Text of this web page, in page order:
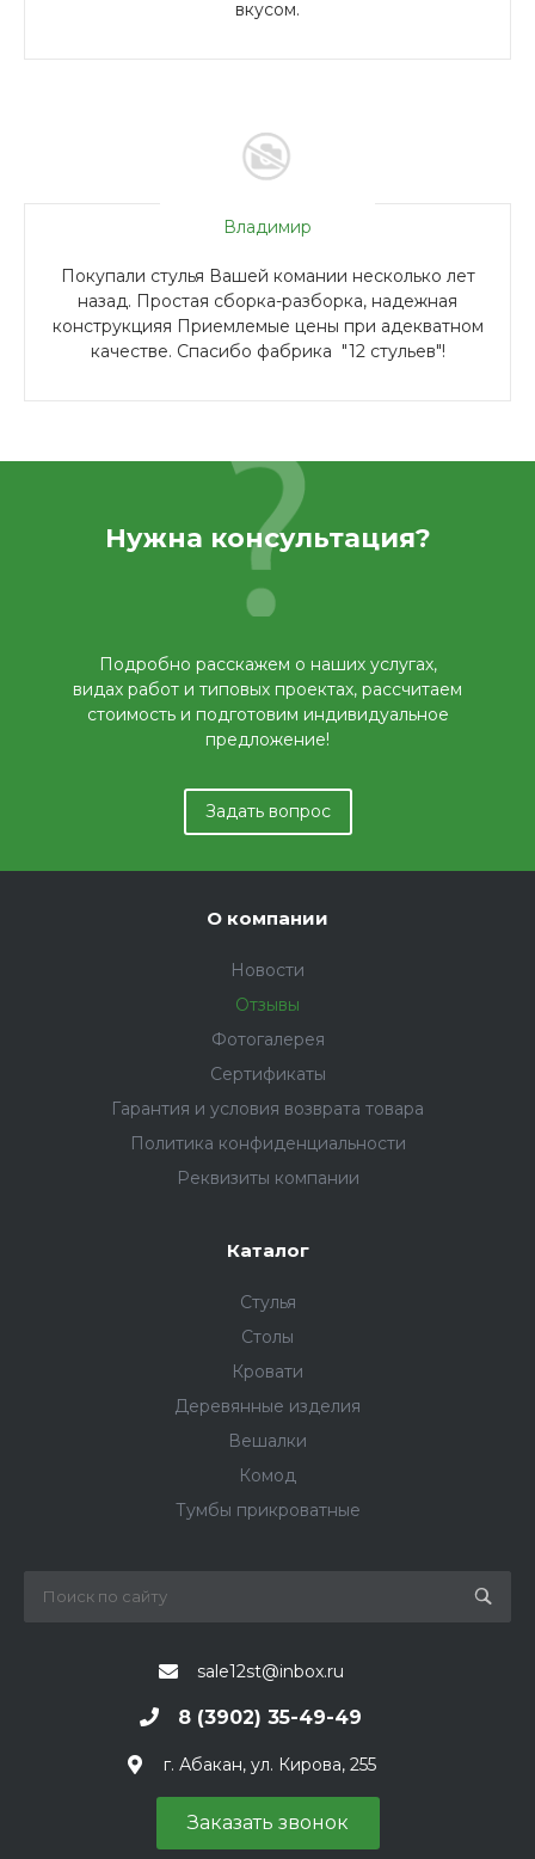
вкусом.
Владимир
Покупали стулья Вашей комании несколько лет
назад. Простая сборка-разборка, надежная
конструкцияя Приемлемые цены при адекватном
качестве. Спасибо фабрика "12 стульев"!
Нужна консультация?
Подробно расскажем о наших услугах,
видах работ и типовых проектах, рассчитаем
стоимость и подготовим индивидуальное
предложение!
Задать вопрос
О компании
Новости
Отзывы
Фотогалерея
Сертификаты
Гарантия и условия возврата товара
Политика конфиденциальности
Реквизиты компании
Каталог
Стулья
Столы
Кровати
Деревянные изделия
Вешалки
Комод
Тумбы прикроватные
sale12st@inbox.ru
8 (3902) 35-49-49
г. Абакан, ул. Кирова, 255
Заказать звонок